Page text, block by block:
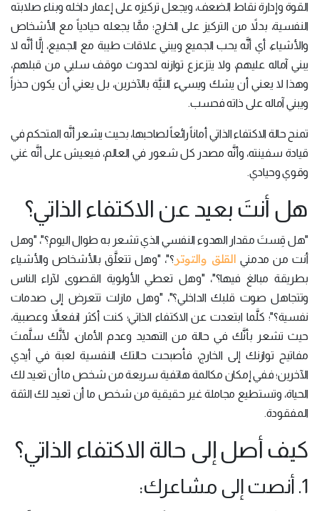
القوة وإدارة نقاط الضعف، ويجعل تركيزه على إعمار داخله وبناء صلابته
النفسية، بدلاً من التركيز على الخارج؛ ممَّا يجعله حيادياً مع الأشخاص
والأشياء، أي أنَّه يحب الجميع ويبني علاقات طيبة مع الجميع، إلَّا أنَّه لا
يبني آماله عليهم، ولا يتزعزع توازنه لحدوث موقف سلبي من قبلهم،
وهذا لا يعني أن يشك ويسيء النيَّة بالآخرين، بل يعني أن يكون حذراً
ويبني آماله على ذاته فحسب.
تمنح حالة الاكتفاء الذاتي أماناً رائعاً لصاحبها، بحيث يشعر أنَّه المتحكم في
قيادة سفينته، وأنَّه مصدر كل شعور في العالم، فيعيش على أنَّه غني
وقوي وحيادي.
هل أنتَ بعيد عن الاكتفاء الذاتي؟
"هل قِستَ مقدار الهدوء النفسي الذي تشعر به طوال اليوم؟"، "وهل
أنت من مدمني القلق والتوتر ؟"، "وهل تتعلَّق بالأشخاص والأشياء
بطريقة مبالغ فيها؟"، "وهل تعطي الأولوية القصوى لآراء الناس
وتتجاهل صوت قلبك الداخلي؟"، "وهل مازلت تتعرض إلى صدمات
نفسية؟"؛ كلَّما ابتعدت عن الاكتفاء الذاتي؛ كنت أكثر انفعالاً وعصبية،
حيث تشعر بأنَّك في حالة من التهديد وعدم الأمان، لأنَّك سلَّمتَ
مفاتيح توازنك إلى الخارج، فأصبحت حالتك النفسية لعبة في أيدي
الآخرين؛ ففي إمكان مكالمة هاتفية سريعة من شخص ما أن تعيد لك
الحياة، وتستطيع مجاملة غير حقيقية من شخص ما أن تعيد لك الثقة
المفقودة.
كيف أصل إلى حالة الاكتفاء الذاتي؟
1. أنصت إلى مشاعرك: